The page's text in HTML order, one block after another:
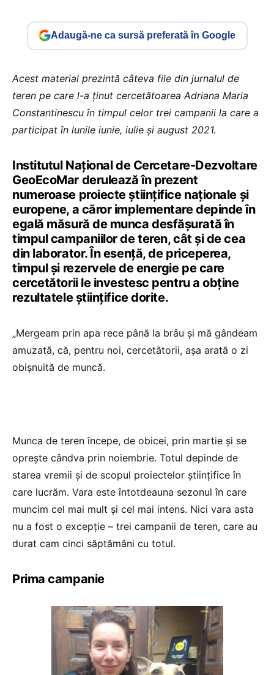
Adaugă-ne ca sursă preferată în Google
Acest material prezintă câteva file din jurnalul de
teren pe care l-a ținut cercetătoarea Adriana Maria
Constantinescu în timpul celor trei campanii la care a
participat în lunile iunie, iulie și august 2021.
Institutul Național de Cercetare-Dezvoltare
GeoEcoMar derulează în prezent
numeroase proiecte științifice naționale și
europene, a căror implementare depinde în
egală măsură de munca desfășurată în
timpul campaniilor de teren, cât și de cea
din laborator. În esență, de priceperea,
timpul și rezervele de energie pe care
cercetătorii le investesc pentru a obține
rezultatele științifice dorite.
„Mergeam prin apa rece până la brâu și mă gândeam
amuzată, că, pentru noi, cercetătorii, așa arată o zi
obișnuită de muncă.
Munca de teren începe, de obicei, prin martie și se
oprește cândva prin noiembrie. Totul depinde de
starea vremii și de scopul proiectelor științifice în
care lucrăm. Vara este întotdeauna sezonul în care
muncim cel mai mult și cel mai intens. Nici vara asta
nu a fost o excepție – trei campanii de teren, care au
durat cam cinci săptămâni cu totul.
Prima campanie